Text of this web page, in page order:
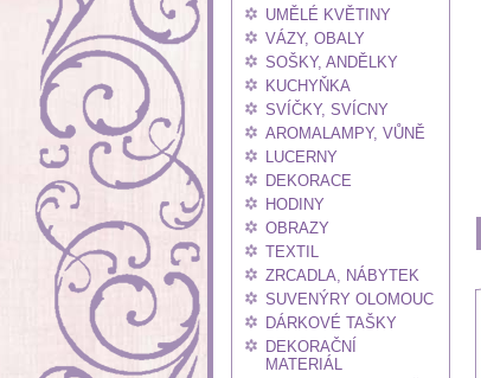
UMĚLÉ KVĚTINY
VÁZY, OBALY
SOŠKY, ANDĚLKY
KUCHYŇKA
SVÍČKY, SVÍCNY
AROMALAMPY, VŮNĚ
LUCERNY
DEKORACE
HODINY
OBRAZY
TEXTIL
ZRCADLA, NÁBYTEK
SUVENÝRY OLOMOUC
DÁRKOVÉ TAŠKY
DEKORAČNÍ
MATERIÁL